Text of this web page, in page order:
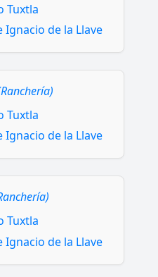
Tuxtla
Ignacio de la Llave
Tuxtla
Ignacio de la Llave
Tuxtla
Ignacio de la Llave